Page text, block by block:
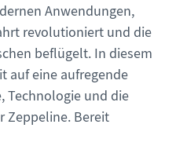
Anwendungen,
revolutioniert und die
beflügelt. In diesem
auf eine aufregende
Technologie und die
Zeppeline. Bereit